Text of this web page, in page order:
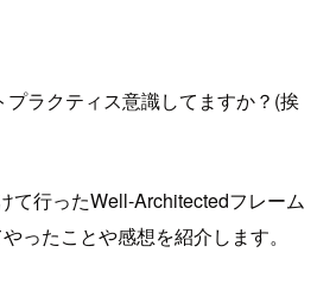
ラクティス意識してますか？(挨
て行ったWell-Architectedフレーム
ったことや感想を紹介します。